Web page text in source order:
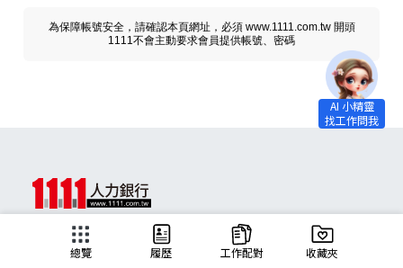
為保障帳號安全，請確認本頁網址，必須 www.1111.com.tw 開頭
1111不會主動要求會員提供帳號、密碼
總覽 履歷 工作配對 收藏夾